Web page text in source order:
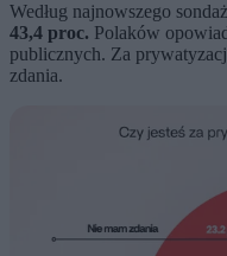
Według najnowszego
43,4 proc. Polaków
publicznych. Za
zdania.